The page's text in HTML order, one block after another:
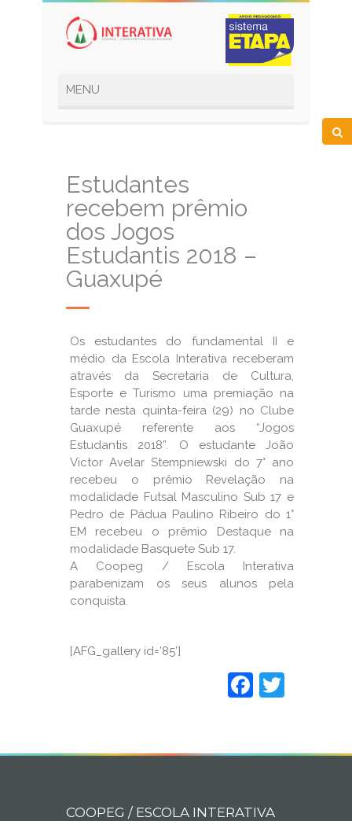
Estudantes
recebem prêmio
dos Jogos
Estudantis 2018 –
Guaxupé
Os estudantes do fundamental II e
médio da Escola Interativa receberam
através da Secretaria de Cultura,
Esporte e Turismo uma premiação na
tarde nesta quinta-feira (29) no Clube
Guaxupé referente aos “Jogos
Estudantis 2018”. O estudante João
Victor Avelar Stempniewski do 7° ano
recebeu o prêmio Revelação na
modalidade Futsal Masculino Sub 17 e
Pedro de Pádua Paulino Ribeiro do 1°
EM recebeu o prêmio Destaque na
modalidade Basquete Sub 17.
A Coopeg / Escola Interativa
parabenizam os seus alunos pela
conquista.
[AFG_gallery id=’85’]
COOPEG / ESCOLA INTERATIVA